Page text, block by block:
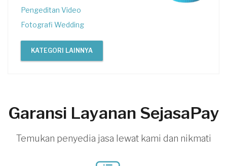
Pengeditan Video
Fotografi Wedding
KATEGORI LAINNYA
Garansi Layanan SejasaPay
Temukan penyedia jasa lewat kami dan nikmati